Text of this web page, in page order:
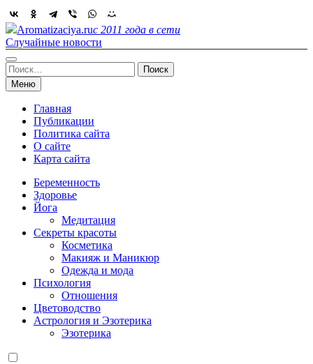
Skip
to
content
Aromatizaciya.ruс 2011 года в сети
Случайные новости
Найти:
Меню
Главная
Публикации
Политика сайта
О сайте
Карта сайта
Беременность
Здоровье
Йога
Медитация
Секреты красоты
Косметика
Макияж и Маникюр
Одежда и мода
Психология
Отношения
Цветоводство
Астрология и Эзотерика
Эзотерика